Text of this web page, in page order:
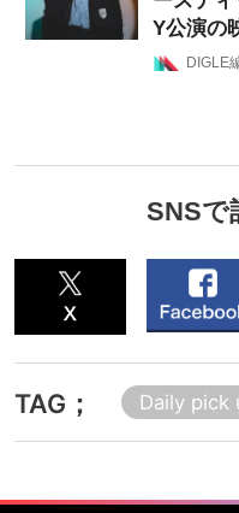
Y公演の
DIGLE
SNSで
TAG； Daily pick